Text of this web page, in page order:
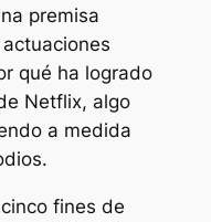
premisa
qué ha logrado
Netflix, algo
a medida
fines de